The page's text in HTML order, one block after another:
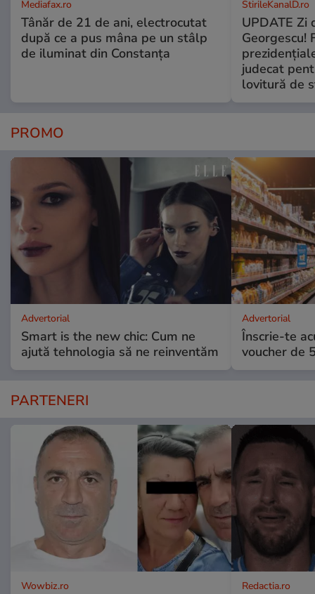
Mediafax.ro
Tânăr de 21 de ani, electrocutat
după ce a pus mâna pe un stâlp
de iluminat din Constanța
StirileKanalD.ro
UPDATE Zi
Georgescu!
judecat
lovitură de
PROMO
Advertorial
Smart is the new chic: Cum ne
ajută tehnologia să ne reinventăm
Advertorial
Înscrie-te
voucher de
PARTENERI
Wowbiz.ro Redactia.ro